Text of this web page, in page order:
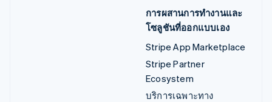
การผสานการทำงานและ
โซลูชันที่ออกแบบเอง
Stripe App Marketplace
Stripe Partner
Ecosystem
บริการเฉพาะทาง